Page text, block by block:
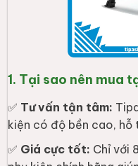
1. Tại sao nên mua
✅ Tư vấn tận tâm:
kiện có độ bền cao, hỗ
✅ Giá cực tốt: Chỉ với